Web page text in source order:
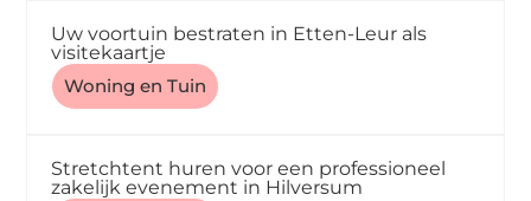
Uw voortuin bestraten in Etten-Leur als
visitekaartje
Woning en Tuin
Stretchtent huren voor een professioneel
zakelijk evenement in Hilversum